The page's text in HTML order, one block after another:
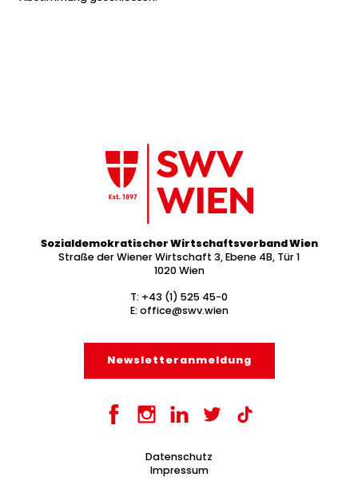
Sozialdemokratischer Wirtschaftsverband Wien
Straße der Wiener Wirtschaft 3, Ebene 4B, Tür 1
1020 Wien
T: +43 (1) 525 45-0
E: office@swv.wien
Newsletter­anmeldung
Datenschutz
Impressum